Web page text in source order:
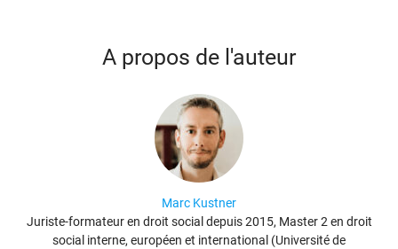
A propos de l'auteur
Marc Kustner
Juriste-formateur en droit social depuis 2015, Master 2 en droit
social interne, européen et international (Université de